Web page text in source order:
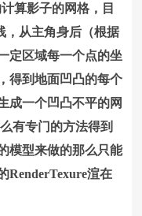
算影子的网格，目
，从主角身后（根据
定区域每一个点的坐
得到地面凹凸的每个
成一个凹凸不平的网
有专门的方法得到
模型来做的那么只能
RenderTexure渲在